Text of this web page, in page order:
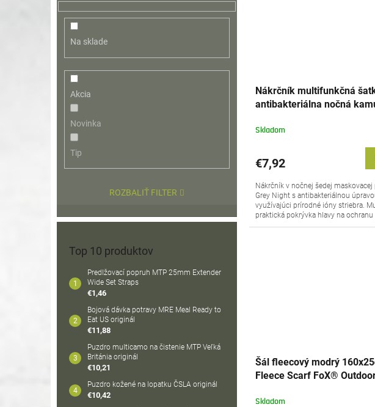
Na sklade
Akcia
Novinka
Tip
ROZBALIŤ FILTER
Top 10 produktov
Predlžovací popruh MTP 25mm Extender
Wide Set Straps
€1,46
Bojová dávka potravy MRE Meal Ready to
Eat US originál
€11,88
Puzdro multicamo na čistenie MTP Veľká
Británia originál
€10,21
Puzdro kožené na lopatku ČSLA originál
€10,42
Nákrčník multifunkčná
antibakteriálna nočná
Skladom
€7,92
Nákrčník v nočnej šedej maskovacej
Grey Night s antibakteriálnou
využívajúci prírodné ióny striebra.
praktická pokrývka hlavy na ochranu
Šál fleecový modrý
Fleece Scarf FoX®
Skladom